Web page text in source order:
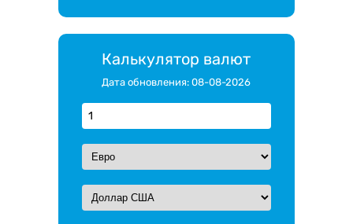
Калькулятор валют
Дата обновления: 08-08-2026